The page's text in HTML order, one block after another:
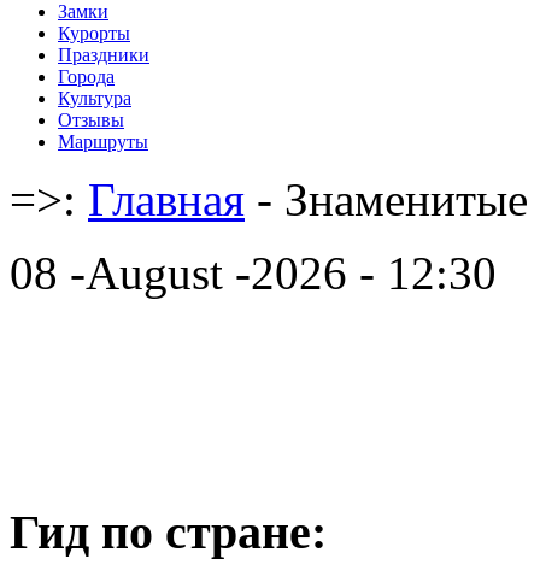
Замки
Курорты
Праздники
Города
Культура
Отзывы
Маршруты
=>: Главная -
08 -August -2026 - 12:30
Гид по стране: